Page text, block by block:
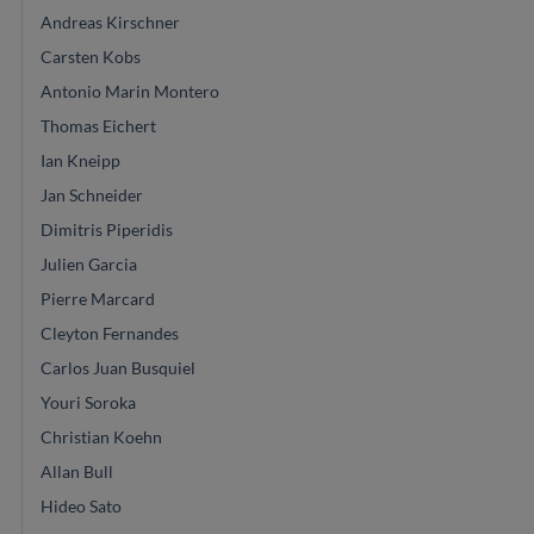
Andreas Kirschner
Carsten Kobs
Antonio Marin Montero
Thomas Eichert
Ian Kneipp
Jan Schneider
Dimitris Piperidis
Julien Garcia
Pierre Marcard
Cleyton Fernandes
Carlos Juan Busquiel
Youri Soroka
Christian Koehn
Allan Bull
Hideo Sato